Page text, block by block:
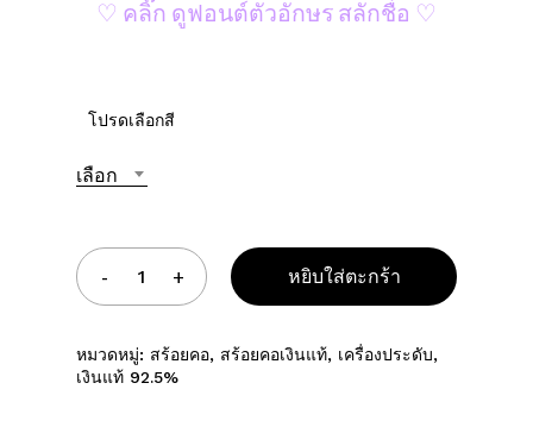
♡ คลิ๊ก ดูฟอนต์ตัวอักษร สลักชื่อ ♡
โปรดเลือกสี
เลือก
หยิบใส่ตะกร้า
หมวดหมู่: สร้อยคอ, สร้อยคอเงินแท้, เครื่องประดับ,
เงินแท้ 92.5%